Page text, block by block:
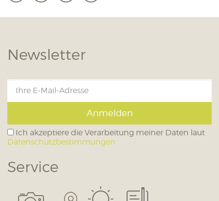
Newsletter
Anmelden
Ich akzeptiere die Verarbeitung meiner Daten laut
Datenschutzbestimmungen
Service